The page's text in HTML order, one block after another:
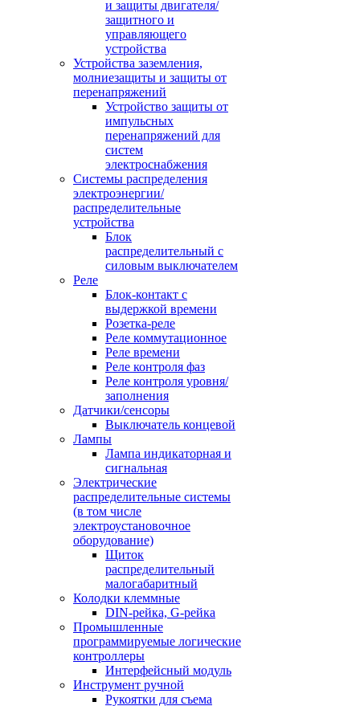
и защиты двигателя/
защитного и
управляющего
устройства
Устройства заземления,
молниезащиты и защиты от
перенапряжений
Устройство защиты от
импульсных
перенапряжений для
систем
электроснабжения
Системы распределения
электроэнергии/
распределительные
устройства
Блок
распределительный с
силовым выключателем
Реле
Блок-контакт с
выдержкой времени
Розетка-реле
Реле коммутационное
Реле времени
Реле контроля фаз
Реле контроля уровня/
заполнения
Датчики/сенсоры
Выключатель концевой
Лампы
Лампа индикаторная и
сигнальная
Электрические
распределительные системы
(в том числе
электроустановочное
оборудование)
Щиток
распределительный
малогабаритный
Колодки клеммные
DIN-рейка, G-рейка
Промышленные
программируемые логические
контроллеры
Интерфейсный модуль
Инструмент ручной
Рукоятки для съема